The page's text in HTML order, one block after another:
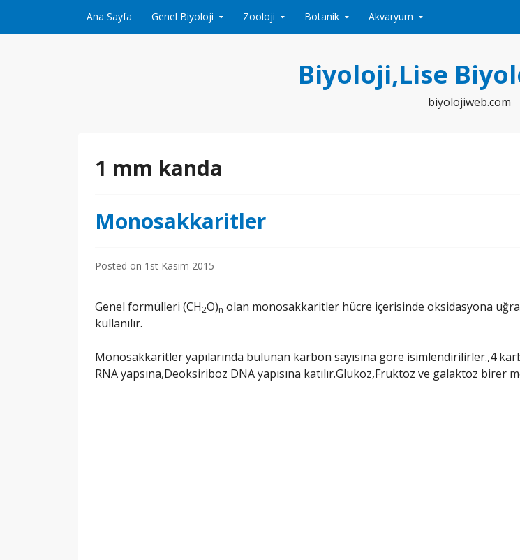
Ana Sayfa Genel Biyoloji Zooloji Botanik Akvaryum
Biyoloji,Lise
biyolojiweb.com
1 mm kanda
Monosakkaritler
Posted on 1st Kasım 2015
Genel formülleri (CH2O)n olan monosakkaritler hücre içerisinde oksidasyona
kullanılır.
Monosakkaritler yapılarında bulunan karbon sayısına göre isimlendirilirler.,4
RNA yapsına,Deoksiriboz DNA yapısına katılır.Glukoz,Fruktoz ve galaktoz birer